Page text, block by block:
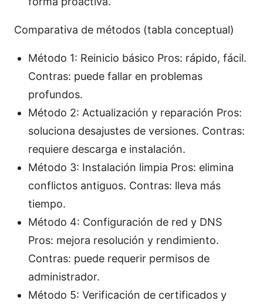
Comparativa de métodos (tabla conceptual)
Método 1: Reinicio básico Pros: rápido, fácil.
Contras: puede fallar en problemas
profundos.
Método 2: Actualización y reparación Pros:
soluciona desajustes de versiones. Contras:
requiere descarga e instalación.
Método 3: Instalación limpia Pros: elimina
conflictos antiguos. Contras: lleva más
tiempo.
Método 4: Configuración de red y DNS
Pros: mejora resolución y rendimiento.
Contras: puede requerir permisos de
administrador.
Método 5: Verificación de certificados y